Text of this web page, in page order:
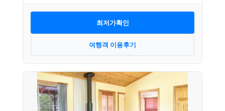
최저가확인
여행객 이용후기